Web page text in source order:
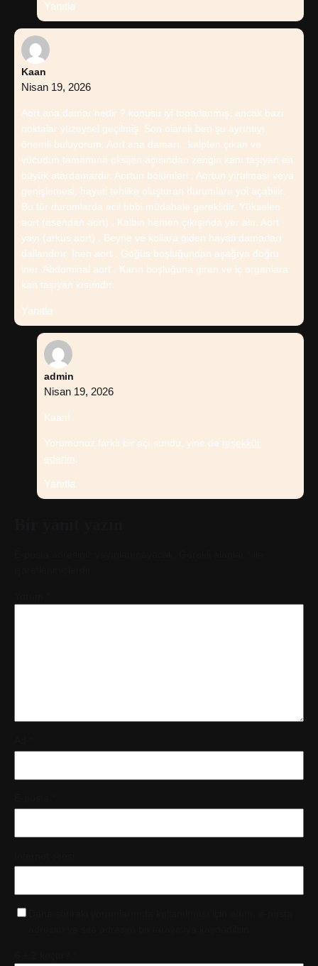
Yanıtla
Kaan
Nisan 19, 2026
Aort ana damar nedir ? konusu iyi toparlanmış, ancak bazı
noktalar yüzeysel geçilmiş. Son olarak ben şu ayrıntıyı
önemli buluyorum: Aort ana damarı , kalpten çıkan ve
vücudun tamamına oksijen açısından zengin kanı taşıyan en
büyük atardamardır. Aortun bölümleri : Aortun yırtılması veya
genişlemesi, hayati tehlike oluşturan durumlara yol açabilir.
Bu tür durumlarda acil tıbbi müdahale gereklidir. Yükselen
aort (asendan aort) . Kalbin hemen çıkışında yer alır. Aort
yayı (arkus aort) . Beyne ve kollara giden hayati damarları
dallandırır. İnen aort . Göğüs boşluğundan aşağıya doğru
iner. Abdominal aort . Karın boşluğuna giren ve iç organlara
kan taşıyan kısımdır.
Yanıtla
admin
Nisan 19, 2026
Kaan!
Yorumunuz farklı bir açı sundu, yine de teşekkür
ederim
Yanıtla